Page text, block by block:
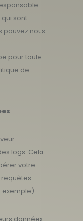
responsable
sont
pouvez nous
pour toute
de
logs. Cela
votre
requêtes
exemple).
données